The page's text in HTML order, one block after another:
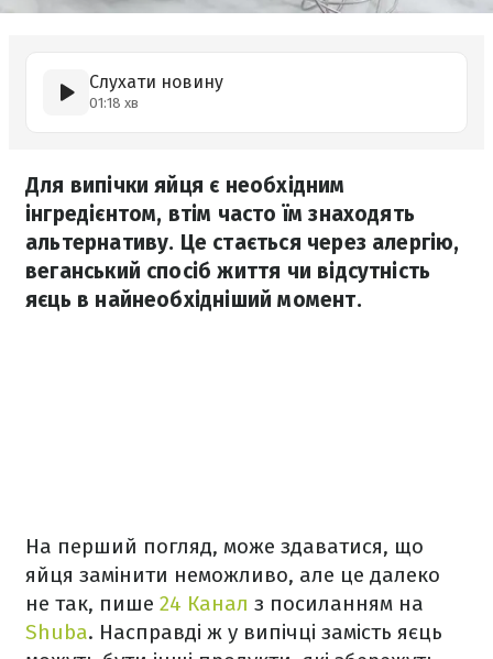
Слухати новину
01:18 хв
Для випічки яйця є необхідним
інгредієнтом, втім часто їм знаходять
альтернативу. Це стається через алергію,
веганський спосіб життя чи відсутність
яєць в найнеобхідніший момент.
На перший погляд, може здаватися, що
яйця замінити неможливо, але це далеко
не так, пише 24 Канал з посиланням на
Shuba. Насправді ж у випічці замість яєць